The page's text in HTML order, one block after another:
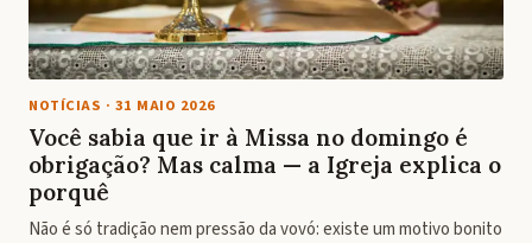
NOTÍCIAS · 31 MAIO 2026
Você sabia que ir à Missa no domingo é
obrigação? Mas calma — a Igreja explica o
porquê
Não é só tradição nem pressão da vovó: existe um motivo bonito